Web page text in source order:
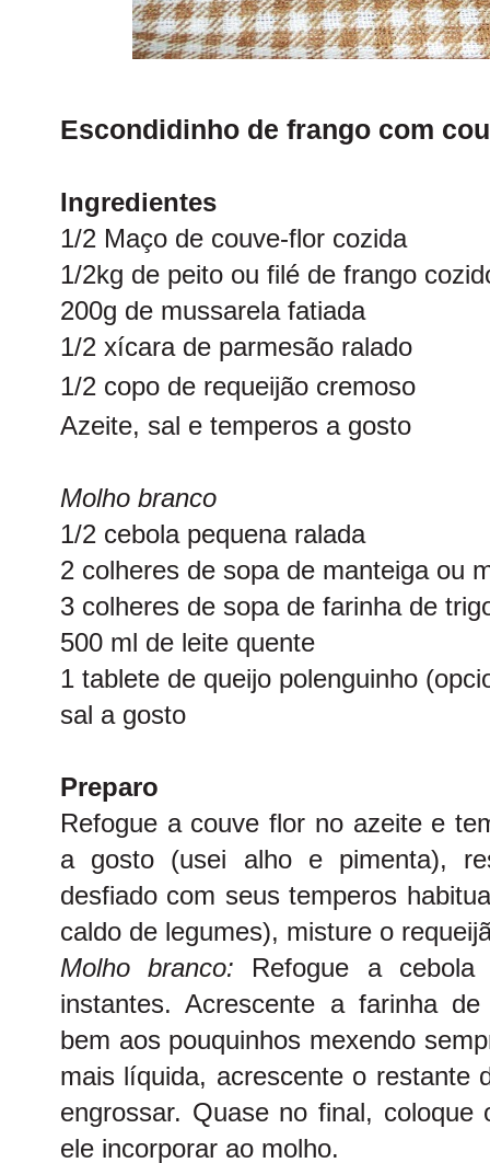
Escondidinho de frango com
Ingredientes
1/2 Maço de couve-flor cozida
1/2kg de peito ou filé de frango
200g de mussarela fatiada
1/2 xícara de parmesão ralado
1/2 copo de requeijão cremoso
Azeite, sal e temperos a gosto
Molho branco
1/2 cebola pequena ralada
2 colheres de sopa de manteiga ou
3 colheres de sopa de farinha de
500 ml de leite quente
1 tablete de queijo polenguinho
sal a gosto
Preparo
Refogue a couve flor no azeite e
a gosto (usei alho e pimenta),
desfiado com seus temperos
caldo de legumes), misture o
Molho branco: Refogue a cebola
instantes. Acrescente a farinha
bem aos pouquinhos mexendo
mais líquida, acrescente o restante
engrossar. Quase no final, coloque
ele incorporar ao molho.